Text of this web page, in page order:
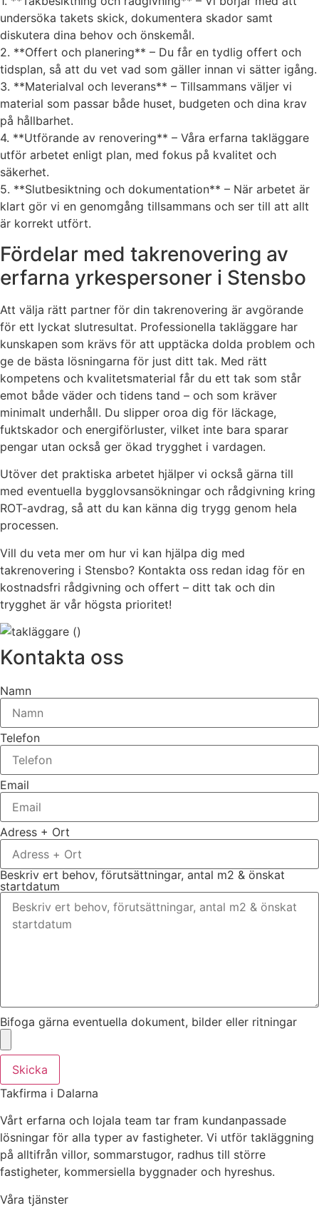
undersöka takets skick, dokumentera skador samt
diskutera dina behov och önskemål.
2. **Offert och planering** – Du får en tydlig offert och
tidsplan, så att du vet vad som gäller innan vi sätter igång.
3. **Materialval och leverans** – Tillsammans väljer vi
material som passar både huset, budgeten och dina krav
på hållbarhet.
4. **Utförande av renovering** – Våra erfarna takläggare
utför arbetet enligt plan, med fokus på kvalitet och
säkerhet.
5. **Slutbesiktning och dokumentation** – När arbetet är
klart gör vi en genomgång tillsammans och ser till att allt
är korrekt utfört.
Fördelar med takrenovering av
erfarna yrkespersoner i Stensbo
Att välja rätt partner för din takrenovering är avgörande
för ett lyckat slutresultat. Professionella takläggare har
kunskapen som krävs för att upptäcka dolda problem och
ge de bästa lösningarna för just ditt tak. Med rätt
kompetens och kvalitetsmaterial får du ett tak som står
emot både väder och tidens tand – och som kräver
minimalt underhåll. Du slipper oroa dig för läckage,
fuktskador och energiförluster, vilket inte bara sparar
pengar utan också ger ökad trygghet i vardagen.
Utöver det praktiska arbetet hjälper vi också gärna till
med eventuella bygglovsansökningar och rådgivning kring
ROT-avdrag, så att du kan känna dig trygg genom hela
processen.
Vill du veta mer om hur vi kan hjälpa dig med
takrenovering i Stensbo? Kontakta oss redan idag för en
kostnadsfri rådgivning och offert – ditt tak och din
trygghet är vår högsta prioritet!
Kontakta oss
Namn
Telefon
Email
Adress + Ort
Beskriv ert behov, förutsättningar, antal m2 & önskat
startdatum
Bifoga gärna eventuella dokument, bilder eller ritningar
Skicka
Takfirma i Dalarna
Vårt erfarna och lojala team tar fram kundanpassade
lösningar för alla typer av fastigheter. Vi utför takläggning
på alltifrån villor, sommarstugor, radhus till större
fastigheter, kommersiella byggnader och hyreshus.
Våra tjänster